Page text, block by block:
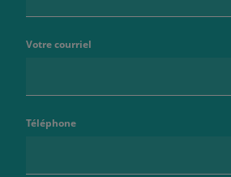
Votre courriel
Téléphone